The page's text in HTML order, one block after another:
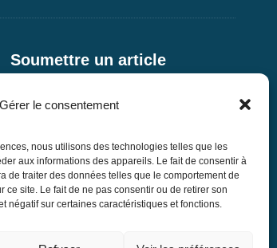
Gérer le consentement
nous utilisons des technologies telles que les
aux informations des appareils. Le fait de consentir à
de traiter des données telles que le comportement de
ce site. Le fait de ne pas consentir ou de retirer son
négatif sur certaines caractéristiques et fonctions.
Soumettre un article
Contact